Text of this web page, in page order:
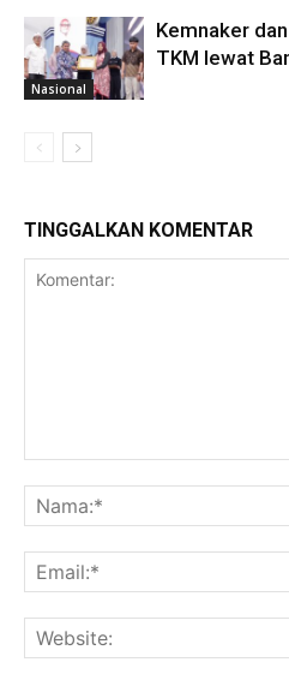
Nasional
Kemnaker
TKM lewat
TINGGALKAN KOMENTAR